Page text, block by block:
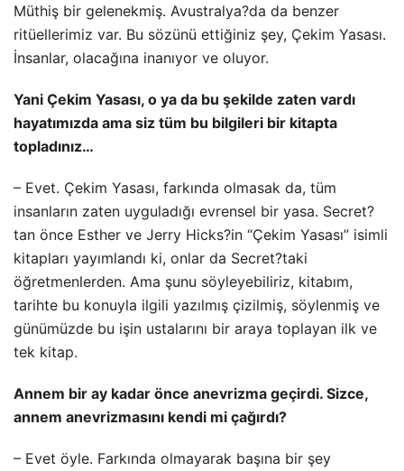
Müthiş bir gelenekmiş. Avustralya?da da benzer
ritüellerimiz var. Bu sözünü ettiğiniz şey, Çekim Yasası.
İnsanlar, olacağına inanıyor ve oluyor.
Yani Çekim Yasası, o ya da bu şekilde zaten vardı
hayatımızda ama siz tüm bu bilgileri bir kitapta
topladınız…
– Evet. Çekim Yasası, farkında olmasak da, tüm
insanların zaten uyguladığı evrensel bir yasa. Secret?
tan önce Esther ve Jerry Hicks?in “Çekim Yasası” isimli
kitapları yayımlandı ki, onlar da Secret?taki
öğretmenlerden. Ama şunu söyleyebiliriz, kitabım,
tarihte bu konuyla ilgili yazılmış çizilmiş, söylenmiş ve
günümüzde bu işin ustalarını bir araya toplayan ilk ve
tek kitap.
Annem bir ay kadar önce anevrizma geçirdi. Sizce,
annem anevrizmasını kendi mi çağırdı?
– Evet öyle. Farkında olmayarak başına bir şey